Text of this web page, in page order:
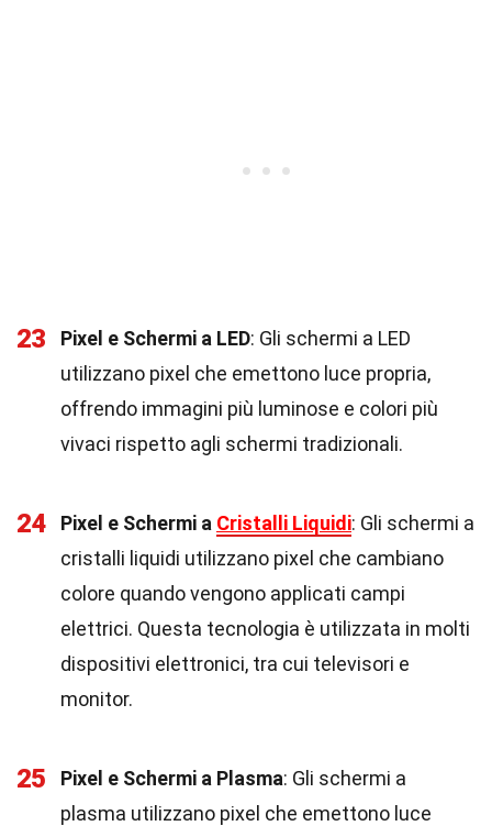
23 Pixel e Schermi a LED: Gli schermi a LED
utilizzano pixel che emettono luce propria,
offrendo immagini più luminose e colori più
vivaci rispetto agli schermi tradizionali.
24 Pixel e Schermi a Cristalli Liquidi: Gli schermi a
cristalli liquidi utilizzano pixel che cambiano
colore quando vengono applicati campi
elettrici. Questa tecnologia è utilizzata in molti
dispositivi elettronici, tra cui televisori e
monitor.
25 Pixel e Schermi a Plasma: Gli schermi a
plasma utilizzano pixel che emettono luce